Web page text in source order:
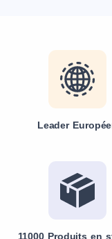
Leader
11000 Produits en